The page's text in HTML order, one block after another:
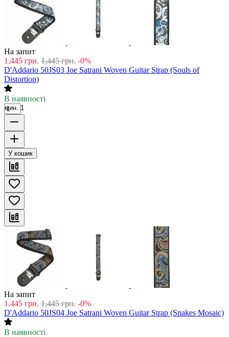
На запит
1,445 грн. 1,445 грн. -0%
D'Addario 50JS03 Joe Satrani Woven Guitar Strap (Souls of
Distortion)
В наявності
мин. 1
У кошик
На запит
1,445 грн. 1,445 грн. -0%
D'Addario 50JS04 Joe Satrani Woven Guitar Strap (Snakes Mosaic)
В наявності